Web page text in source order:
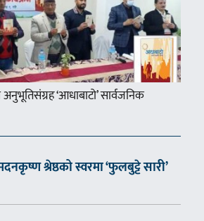
‘आधाबाटो’ सार्वजनिक
श्रेष्ठको स्वरमा ‘फुलबुट्टे सारी’